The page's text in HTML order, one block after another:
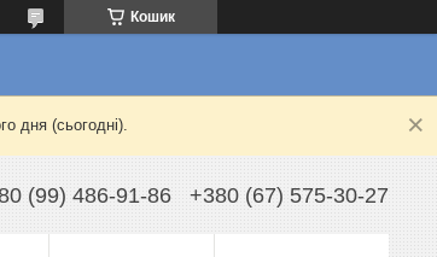
Кошик
дня (сьогодні).
(99) 486-91-86 +380 (67) 575-30-27